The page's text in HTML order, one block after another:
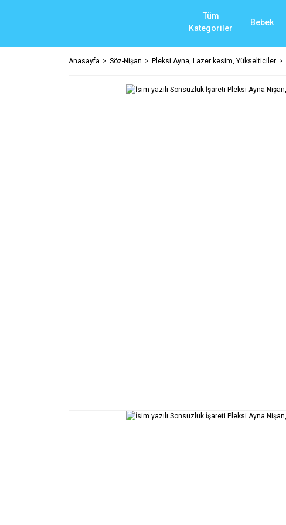
Tüm
Kategoriler
Bebek
Anasayfa Söz-Nişan Pleksi Ayna, Lazer kesim, Yükselticiler